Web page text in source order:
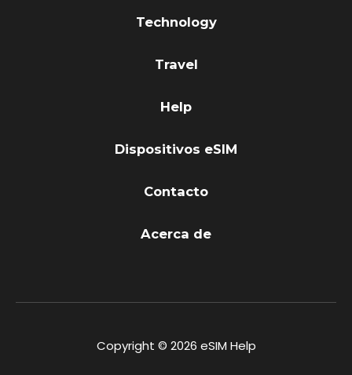
Technology
Travel
Help
Dispositivos eSIM
Contacto
Acerca de
Copyright © 2026 eSIM Help